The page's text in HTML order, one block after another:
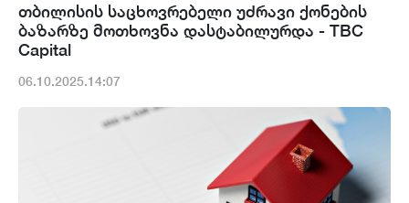
თბილისის საცხოვრებელი უძრავი ქონების
ბაზარზე მოთხოვნა დასტაბილურდა - TBC
Capital
06.10.2025.14:07